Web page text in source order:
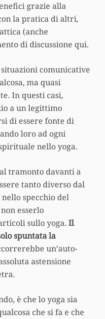
grazie alla
la pratica di altri,
(anche
di discussione qui.
comunicative
ma quasi
.In questi casi,
a un legittimo
di essere fonte di
loro ad ogni
nello yoga.
tramonto davanti a
tanto diverso dal
specchio del
esserlo
sullo yoga. Il
spuntata la
un’auto-
astensione
è che lo yoga sia
che si fa e che